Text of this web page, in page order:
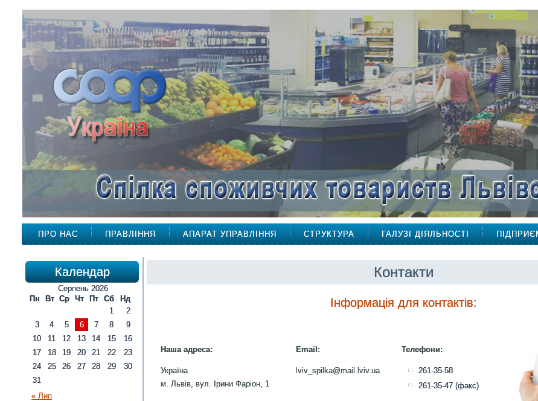
ПРО НАС ПРАВЛІННЯ АПАРАТ УПРАВЛІННЯ СТРУКТУРА ГАЛУЗІ ДІЯЛЬНОСТІ
Календар
Серпень 2026
Пн
Вт Ср Чт Пт Сб Нд
« Лип
1
2
3
4 5 6 7 8
9
10
11 12 13 14 15
16
17
18 19 20 21 22
23
24
25 26 27 28 29
30
31
Контакти
Інформація для контактів:
Наша адреса:
Україна
м. Львів, вул. Ірини Фаріон, 1
Email:
lviv_spilka@mail.lviv.ua
Телефони:
261-35-58
261-35-47 (факс)